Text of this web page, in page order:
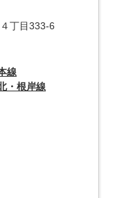
丁目333-6
線
・根岸線